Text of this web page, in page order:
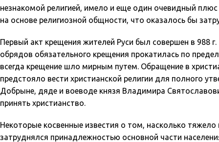
незнакомой религией, имело и еще один очевидный
на основе религиозной общности, что оказалось бы
Первый акт крещения жителей Руси был совершен в 988
обрядов обязательного крещения прокатилась по
всегда крещение шло мирным путем. Обращение в
предстояло вести христианской религии для полного
Добрыне, дяде и воеводе князя Владимира
принять христианство.
Некоторые косвенные известия о том, насколько
затруднялся принадлежностью основной части